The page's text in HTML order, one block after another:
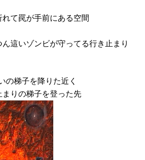
て罠が手前にある空間
這いゾンビが守ってる行き止まり
の梯子を降りた近く
りの梯子を登った先